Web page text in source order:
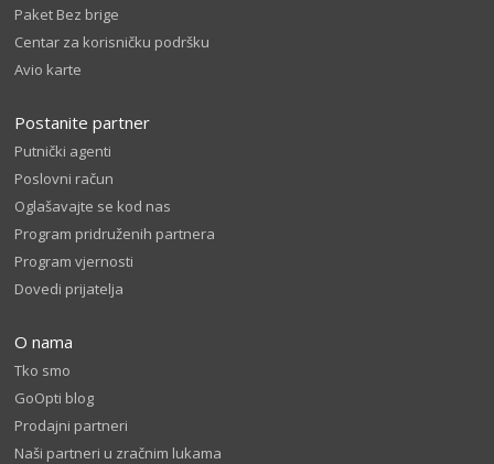
Paket Bez brige
Centar za korisničku podršku
Avio karte
Postanite partner
Putnički agenti
Poslovni račun
Oglašavajte se kod nas
Program pridruženih partnera
Program vjernosti
Dovedi prijatelja
O nama
Tko smo
GoOpti blog
Prodajni partneri
Naši partneri u zračnim lukama